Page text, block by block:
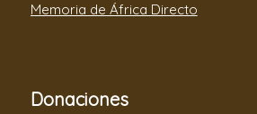
Memoria de África Directo
Donaciones